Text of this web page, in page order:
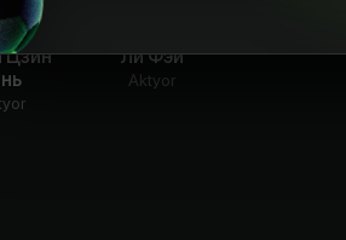
Цзин
Ли Фэй
Aktyor